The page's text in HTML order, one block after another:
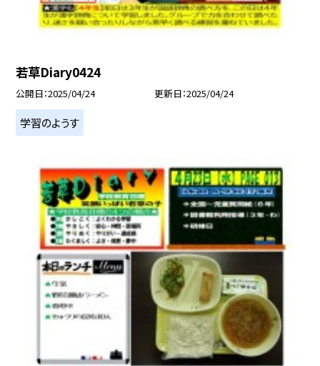
若草Diary0424
公開日 2025/04/24 更新日 2025/04/24
学習のようす